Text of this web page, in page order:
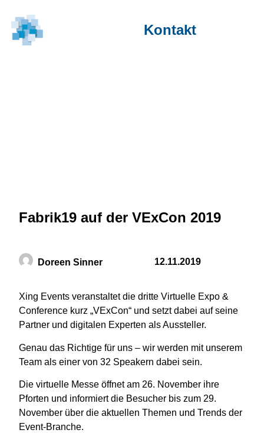
Kontakt
Fabrik19 auf der VExCon 2019
Doreen Sinner 12.11.2019
Xing Events veranstaltet die dritte Virtuelle Expo &
Conference kurz „VExCon“ und setzt dabei auf seine
Partner und digitalen Experten als Aussteller.
Genau das Richtige für uns – wir werden mit unserem
Team als einer von 32 Speakern dabei sein.
Die virtuelle Messe öffnet am 26. November ihre
Pforten und informiert die Besucher bis zum 29.
November über die aktuellen Themen und Trends der
Event-Branche.